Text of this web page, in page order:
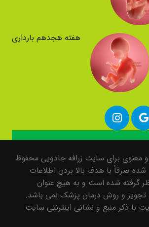
هفته هجدهم بارداری
معنوی برای سایت زرافه جادویی محفوظ
صرفاً با هدف بالا بردن اطلاعات
گرفته شده است و به هیچ عنوان
و روش درمان پزشک نمی باشد.
با ذکر منبع و نشانی اینترنتی سایت